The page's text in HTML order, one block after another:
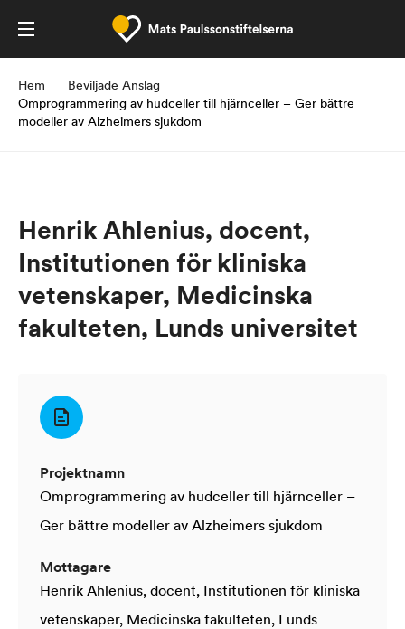
Hem
Beviljade Anslag
Omprogrammering av hudceller till hjärnceller – Ger bättre
modeller av Alzheimers sjukdom
Henrik Ahlenius, docent,
Institutionen för kliniska
vetenskaper, Medicinska
fakulteten, Lunds universitet
Projektnamn
Omprogrammering av hudceller till hjärnceller –
Ger bättre modeller av Alzheimers sjukdom
Mottagare
Henrik Ahlenius, docent, Institutionen för kliniska
vetenskaper, Medicinska fakulteten, Lunds